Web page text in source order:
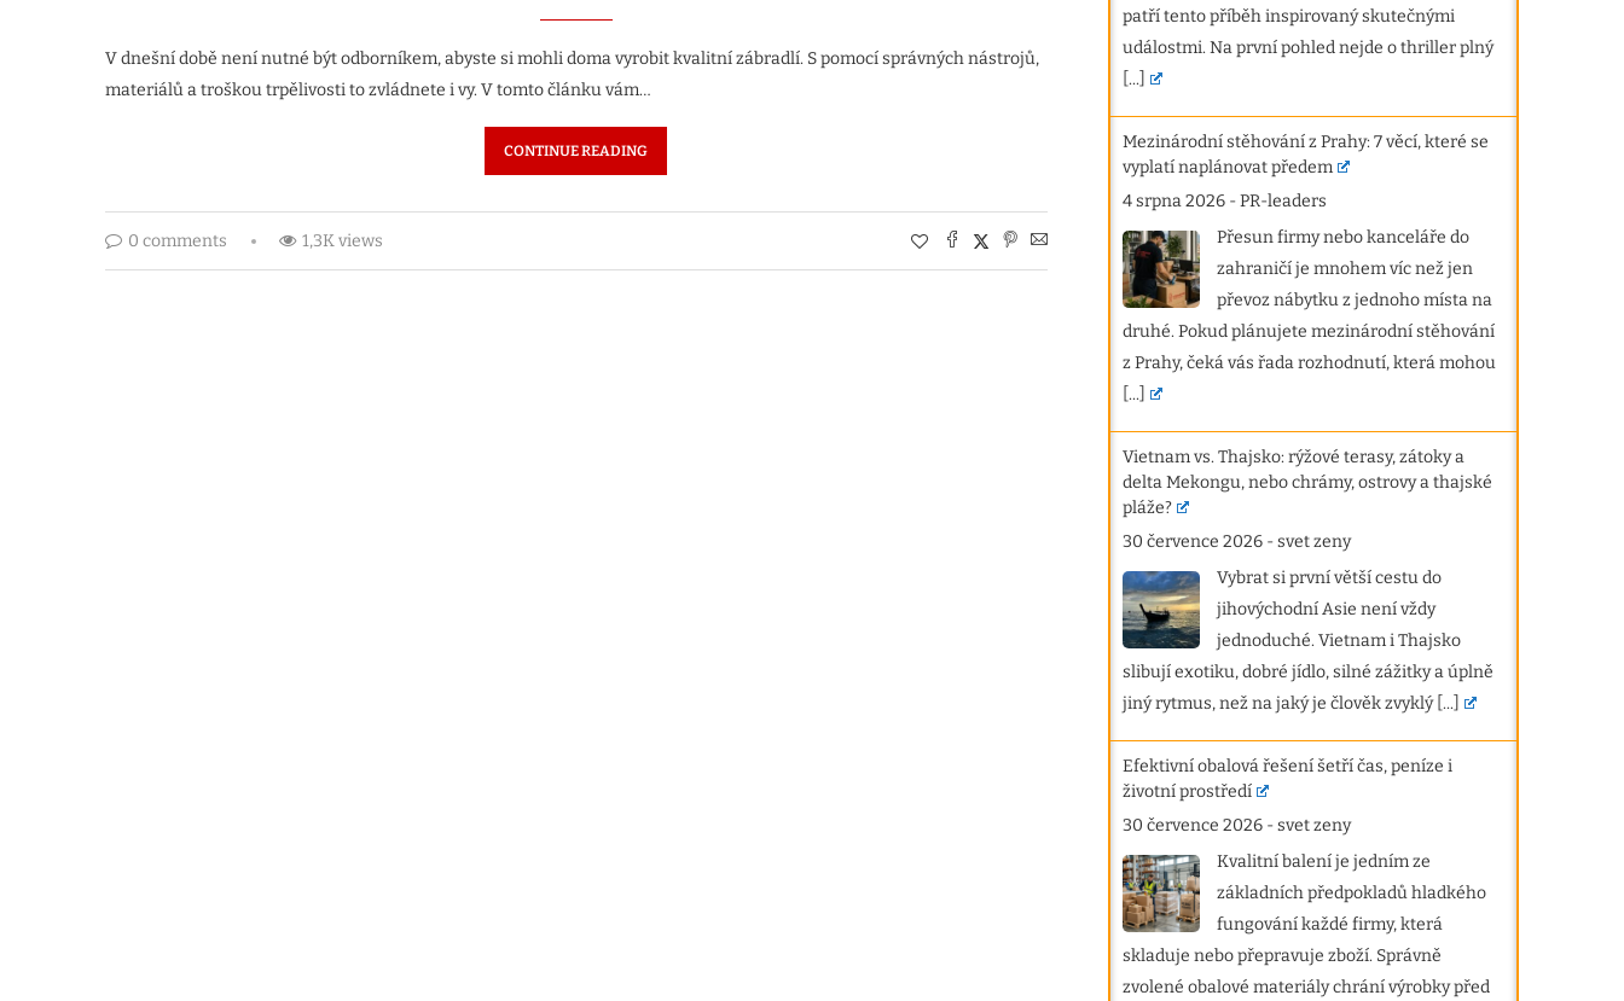
V dnešní době není nutné být odborníkem, abyste si mohli doma vyrobit kvalitní zábradlí. S pomocí správných nástrojů,
materiálů a troškou trpělivosti to zvládnete i vy. V tomto článku vám…
CONTINUE READING
0 comments 1,3K views
patří tento příběh inspirovaný skutečnými
událostmi. Na první pohled nejde o thriller plný
[...]
Mezinárodní stěhování z Prahy: 7 věcí, které se
vyplatí naplánovat předem
4 srpna 2026 -PR-leaders
Přesun firmy nebo kanceláře do
zahraničí je mnohem víc než jen
převoz nábytku z jednoho místa na
druhé. Pokud plánujete mezinárodní stěhování
z Prahy, čeká vás řada rozhodnutí, která mohou
[...]
Vietnam vs. Thajsko: rýžové terasy, zátoky a
delta Mekongu, nebo chrámy, ostrovy a thajské
pláže?
30 července 2026 -svet zeny
Vybrat si první větší cestu do
jihovýchodní Asie není vždy
jednoduché. Vietnam i Thajsko
slibují exotiku, dobré jídlo, silné zážitky a úplně
jiný rytmus, než na jaký je člověk zvyklý [...]
Efektivní obalová řešení šetří čas, peníze i
životní prostředí
30 července 2026 -svet zeny
Kvalitní balení je jedním ze
základních předpokladů hladkého
fungování každé firmy, která
skladuje nebo přepravuje zboží. Správně
zvolené obalové materiály chrání výrobky před